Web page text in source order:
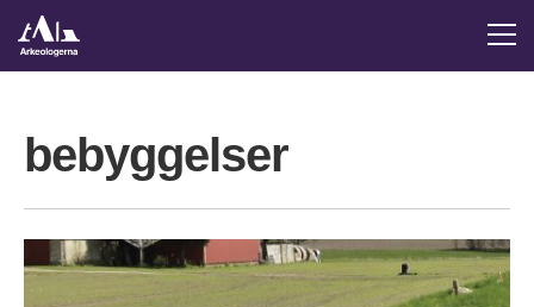
bebyggelser